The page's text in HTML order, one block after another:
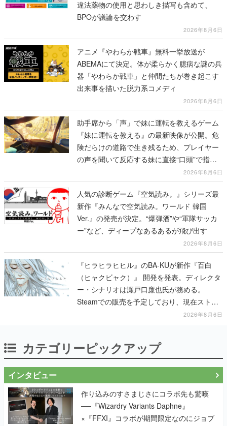
違法薬物の使用と思わしき描写も含めて、
BPOが議論を交わす
2026年8月6日
アニメ『やわらか戦車』無料一挙放送が
ABEMAにて決定。体が柔らかく臆病な謎の兵
器「やわらか戦車」と仲間たちが巻き起こす
出来事を描いた脱力系コメディ
2026年8月6日
助手席から「声」で妹に運転を教えるゲーム
『妹に運転を教える』の最新映像が公開。危
険だらけの道路で生き残るため、プレイヤー
の声を聞いて反応する妹に直接“口頭”で指示
2026年8月6日
人気の診断ゲーム『空気読み。』シリーズ最
新作『みんなで空気読み。ワールド 韓国
Ver.』の発売が決定。“爆弾酒”や“軍隊サッカ
ー”など、ディープなあるあるが飛び出す
2026年8月6日
『ヒラヒラヒヒル』のBA-KUが新作『百白
（ヒャクビャク）』 開発を発表。ディレクタ
ー・シナリオは瀬戸口廉也氏が務める。
Steamでの販売を予定しており、現在ストア
2026年8月6日
カテゴリーピックアップ
インタビュー
作り込みのすさまじさにコラボ先も驚嘆
──『Wizardry Variants Daphne』
×『FFXI』コラボが期間限定なのにジョブ